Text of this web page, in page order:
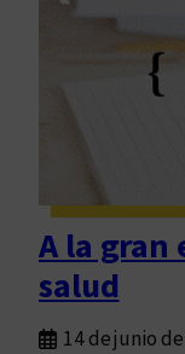
A la
salud
14 de junio